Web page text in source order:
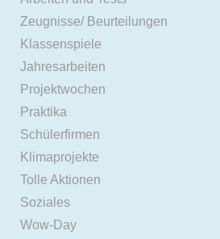
Zeugnisse/ Beurteilungen
Klassenspiele
Jahresarbeiten
Projektwochen
Praktika
Schülerfirmen
Klimaprojekte
Tolle Aktionen
Soziales
Wow-Day